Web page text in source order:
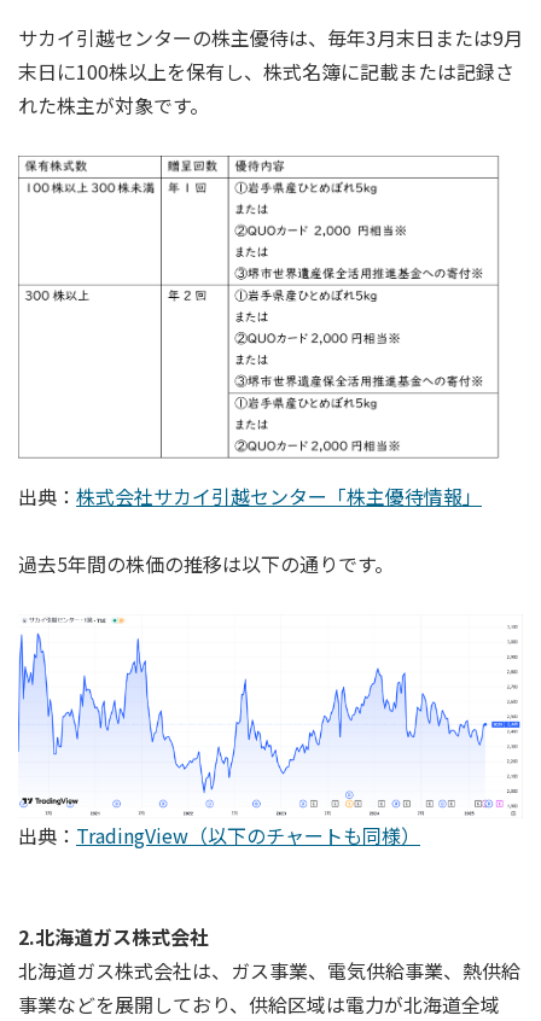
サカイ引越センターの株主優待は、毎年3月末日または9月
末日に100株以上を保有し、株式名簿に記載または記録さ
れた株主が対象です。
出典： 株式会社サカイ引越センター「株主優待情報」
過去5年間の株価の推移は以下の通りです。
出典： TradingView（以下のチャートも同様）
2.北海道ガス株式会社
北海道ガス株式会社は、ガス事業、電気供給事業、熱供給
事業などを展開しており、供給区域は電力が北海道全域